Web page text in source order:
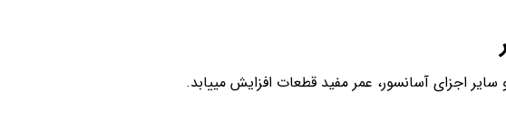
اجزای آسانسور، عمر مفید قطعات افزایش می­یابد.